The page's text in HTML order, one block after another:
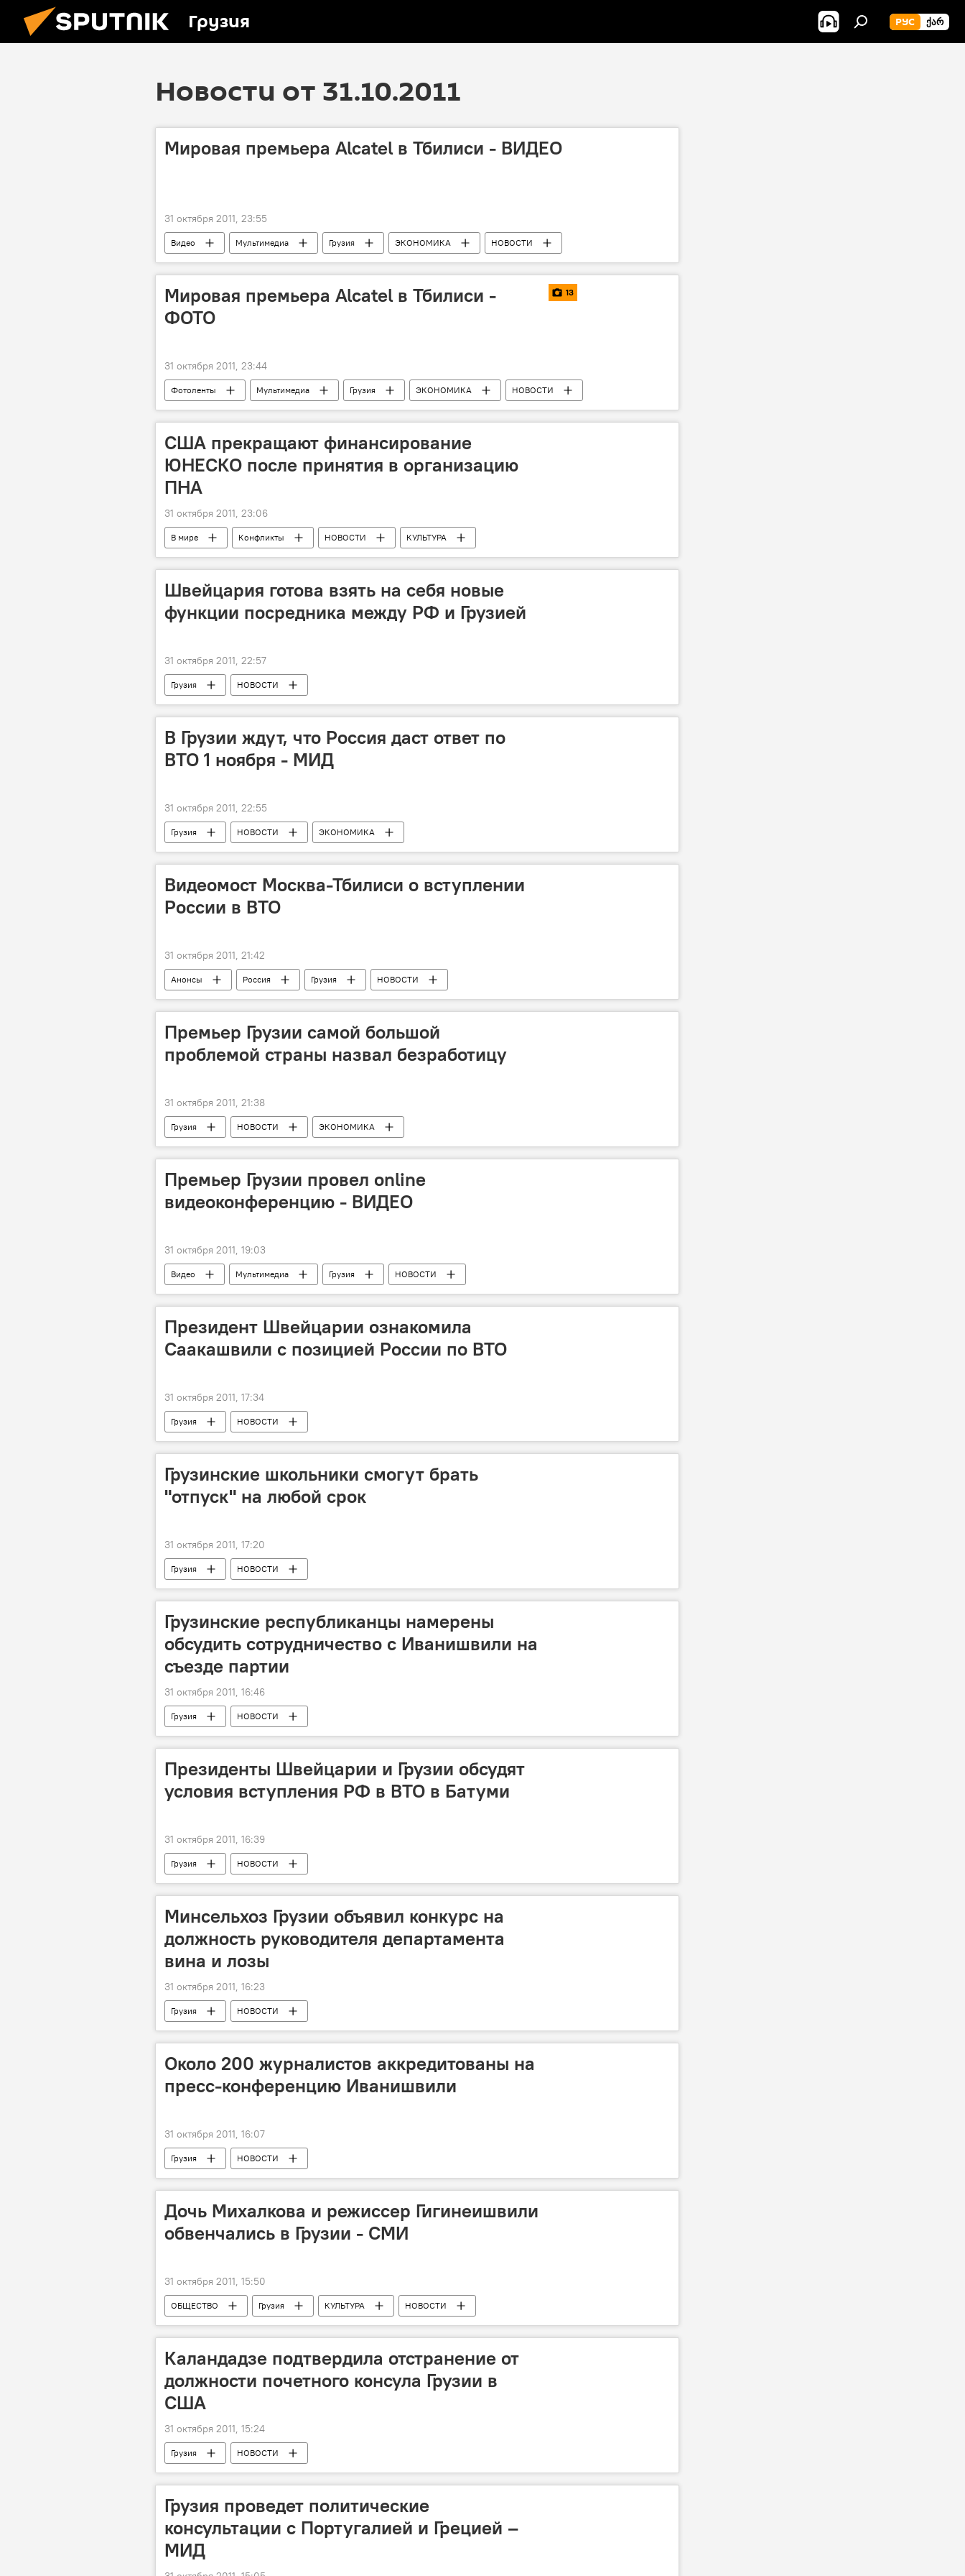
Грузия РУС ᲥᲐᲠ
Новости от 31.10.2011
Мировая премьера Alcatel в Тбилиси - ВИДЕО
31 октября 2011, 23:55
Видео Мультимедиа Грузия ЭКОНОМИКА НОВОСТИ
Мировая премьера Alcatel в Тбилиси -
ФОТО
13
31 октября 2011, 23:44
Фотоленты Мультимедиа Грузия ЭКОНОМИКА НОВОСТИ
США прекращают финансирование
ЮНЕСКО после принятия в организацию
ПНА
31 октября 2011, 23:06
В мире Конфликты НОВОСТИ КУЛЬТУРА
Швейцария готова взять на себя новые
функции посредника между РФ и Грузией
31 октября 2011, 22:57
Грузия НОВОСТИ
В Грузии ждут, что Россия даст ответ по
ВТО 1 ноября - МИД
31 октября 2011, 22:55
Грузия НОВОСТИ ЭКОНОМИКА
Видеомост Москва-Тбилиси о вступлении
России в ВТО
31 октября 2011, 21:42
Анонсы Россия Грузия НОВОСТИ
Премьер Грузии самой большой
проблемой страны назвал безработицу
31 октября 2011, 21:38
Грузия НОВОСТИ ЭКОНОМИКА
Премьер Грузии провел online
видеоконференцию - ВИДЕО
31 октября 2011, 19:03
Видео Мультимедиа Грузия НОВОСТИ
Президент Швейцарии ознакомила
Саакашвили с позицией России по ВТО
31 октября 2011, 17:34
Грузия НОВОСТИ
Грузинские школьники смогут брать
"отпуск" на любой срок
31 октября 2011, 17:20
Грузия НОВОСТИ
Грузинские республиканцы намерены
обсудить сотрудничество с Иванишвили на
съезде партии
31 октября 2011, 16:46
Грузия НОВОСТИ
Президенты Швейцарии и Грузии обсудят
условия вступления РФ в ВТО в Батуми
31 октября 2011, 16:39
Грузия НОВОСТИ
Минсельхоз Грузии объявил конкурс на
должность руководителя департамента
вина и лозы
31 октября 2011, 16:23
Грузия НОВОСТИ
Около 200 журналистов аккредитованы на
пресс-конференцию Иванишвили
31 октября 2011, 16:07
Грузия НОВОСТИ
Дочь Михалкова и режиссер Гигинеишвили
обвенчались в Грузии - СМИ
31 октября 2011, 15:50
ОБЩЕСТВО Грузия КУЛЬТУРА НОВОСТИ
Каландадзе подтвердила отстранение от
должности почетного консула Грузии в
США
31 октября 2011, 15:24
Грузия НОВОСТИ
Грузия проведет политические
консультации с Португалией и Грецией –
МИД